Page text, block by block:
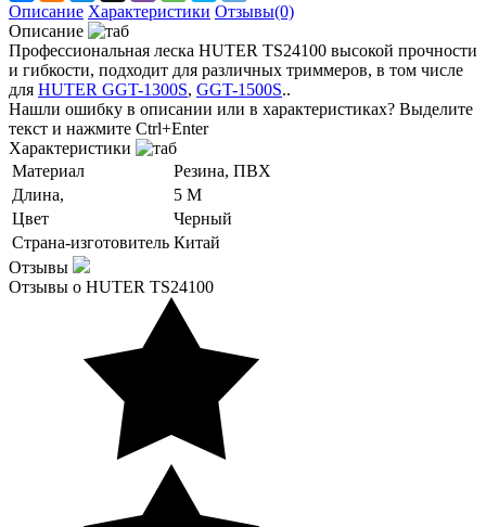
Описание Характеристики Отзывы(0)
Описание
Профессиональная леска HUTER TS24100 высокой прочности
и гибкости, подходит для различных триммеров, в том числе
для HUTER GGT-1300S, GGT-1500S..
Нашли ошибку в описании или в характеристиках? Выделите
текст и нажмите Ctrl+Enter
Характеристики
Материал
Резина, ПВХ
Длина,
5 М
Цвет
Черный
Страна-изготовитель Китай
Отзывы
Отзывы о HUTER TS24100